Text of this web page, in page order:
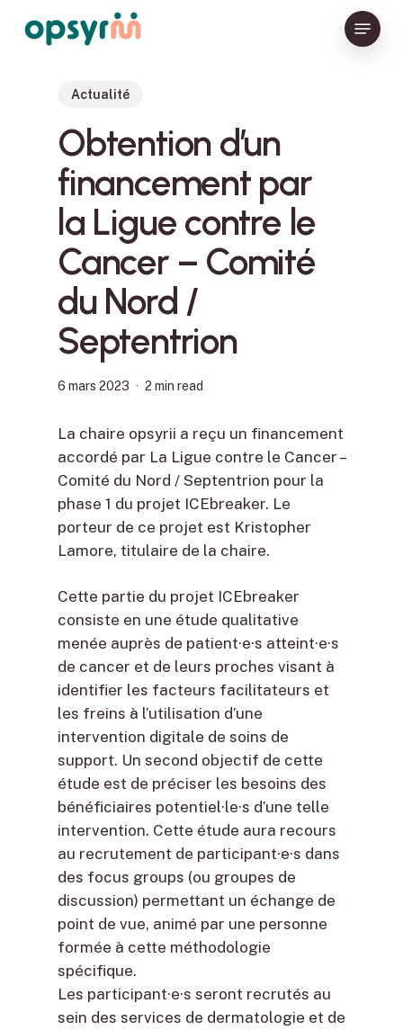
Menu
Actualité
Obtention d’un
financement par
la Ligue contre le
Cancer – Comité
du Nord /
Septentrion
6 mars 2023 2 min read
La chaire opsyrii a reçu un financement
accordé par La Ligue contre le Cancer –
Comité du Nord / Septentrion pour la
phase 1 du projet ICEbreaker. Le
porteur de ce projet est Kristopher
Lamore, titulaire de la chaire.
Cette partie du projet ICEbreaker
consiste en une étude qualitative
menée auprès de patient·e·s atteint·e·s
de cancer et de leurs proches visant à
identifier les facteurs facilitateurs et
les freins à l’utilisation d’une
intervention digitale de soins de
support. Un second objectif de cette
étude est de préciser les besoins des
bénéficiaires potentiel·le·s d’une telle
intervention. Cette étude aura recours
au recrutement de participant·e·s dans
des focus groups (ou groupes de
discussion) permettant un échange de
point de vue, animé par une personne
formée à cette méthodologie
spécifique.
Les participant·e·s seront recrutés au
sein des services de dermatologie et de